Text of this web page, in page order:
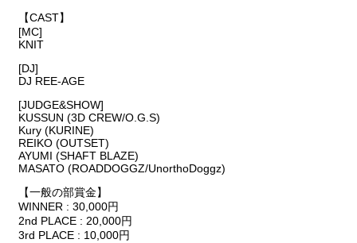
【CAST】
[MC]
KNIT
[DJ]
DJ REE-AGE
[JUDGE&SHOW]
KUSSUN (3D CREW/O.G.S)
Kury (KURINE)
REIKO (OUTSET)
AYUMI (SHAFT BLAZE)
MASATO (ROADDOGGZ/UnorthoDoggz)
【一般の部賞金】
WINNER : 30,000円
2nd PLACE : 20,000円
3rd PLACE : 10,000円